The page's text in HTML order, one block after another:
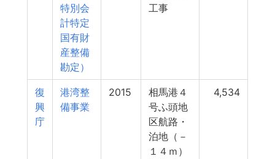
特別会
計特定
国有財
産整備
勘定）
工事
復
興
庁
港湾整
備事業
2015
相馬港４
号ふ頭地
区航路・
泊地（－
１４ｍ）
4,534